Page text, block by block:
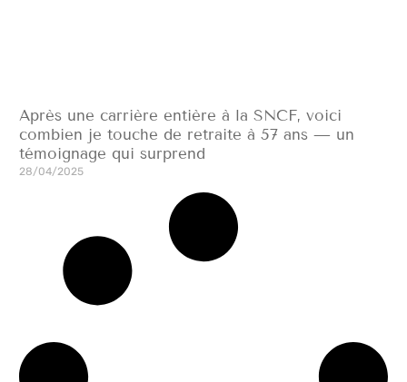
Après une carrière entière à la SNCF, voici
combien je touche de retraite à 57 ans — un
témoignage qui surprend
28/04/2025